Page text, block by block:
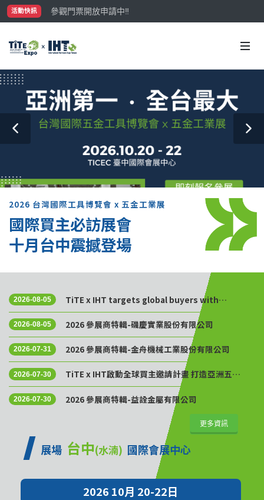
活動快訊
參觀門票開放申請中‼️
最大規模台灣五金展TiTE x IHT，2026/10/20-22與您在臺
2026 台灣國際工具博覽會 x 五金工業展
國際買主必訪展會
十月台中震撼登場
2026-08-05
TiTE x IHT targets global buyers with
Golden Sourcing Week
2026-08-05 2026 參展商特輯-磯慶實業股份有限公司
2026-07-31 2026 參展商特輯-金舟機械工業股份有限公司
2026-07-30
TiTE x IHT啟動全球買主邀請計畫 打造亞洲五金
供應鏈採購平台
2026-07-30 2026 參展商特輯-益詮金屬有限公司
更多資訊
展場 台中(水湳) 國際會展中心
2026 10月 20-22日